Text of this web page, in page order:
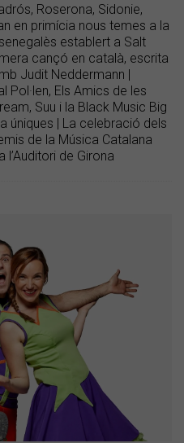
Roserona, Sidonie,
en primícia nous temes a la
establert a Salt
cançó en català, escrita
Judit Neddermann |
Pol·len, Els Amics de les
Suu i la Black Music Big
úniques | La celebració dels
de la Música Catalana
de Girona